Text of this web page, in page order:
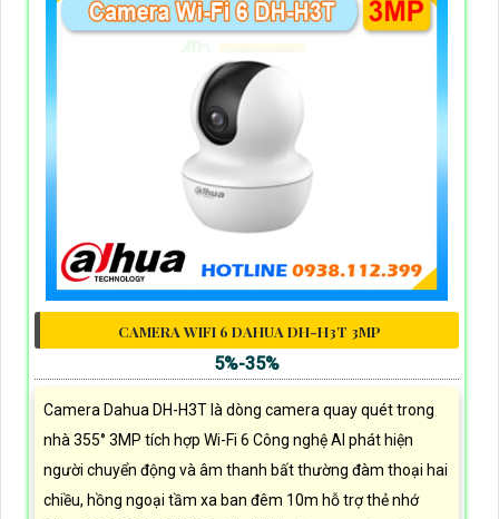
CAMERA WIFI 6 DAHUA DH-H3T 3MP
5%-35%
Camera Dahua DH-H3T là dòng camera quay quét trong
nhà 355° 3MP tích hợp Wi-Fi 6 Công nghệ AI phát hiện
người chuyển động và âm thanh bất thường đàm thoại hai
chiều, hồng ngoại tầm xa ban đêm 10m hỗ trợ thẻ nhớ